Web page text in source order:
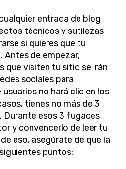
entrada de blog
técnicos y sutilezas
si quieres que tu
Antes de empezar,
que visiten tu sitio se irán
sociales para
no hará clic en los
tienes no más de 3
Durante esos 3 fugaces
y convencerlo de leer tu
eso, asegúrate de que la
puntos: